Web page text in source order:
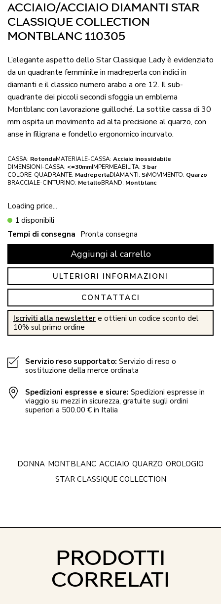
ACCIAIO/ACCIAIO DIAMANTI STAR
CLASSIQUE COLLECTION
MONTBLANC 110305
L’elegante aspetto dello Star Classique Lady è evidenziato
da un quadrante femminile in madreperla con indici in
diamanti e il classico numero arabo a ore 12. Il sub-
quadrante dei piccoli secondi sfoggia un emblema
Montblanc con lavorazione guilloché. La sottile cassa di 30
mm ospita un movimento ad alta precisione al quarzo, con
anse in filigrana e fondello ergonomico incurvato.
CASSA: RotondaMATERIALE-CASSA: Acciaio inossidabile
DIMENSIONI-CASSA: <=30mmIMPERMEABILITA: 3 bar
COLORE-QUADRANTE: MadreperlaDIAMANTI: SiMOVIMENTO: Quarzo
BRACCIALE-CINTURINO: MetalloBRAND: Montblanc
Loading price...
1 disponibili
Tempi di consegna Pronta consegna
Aggiungi al carrello
ULTERIORI INFORMAZIONI
CONTATTACI
Iscriviti alla newsletter e ottieni un codice sconto del
10% sul primo ordine
Servizio reso supportato: Servizio di reso o
sostituzione della merce ordinata
Spedizioni espresse e sicure: Spedizioni espresse in
viaggio su mezzi in sicurezza, gratuite sugli ordini
superiori a 500.00 € in Italia
DONNA MONTBLANC ACCIAIO QUARZO OROLOGIO
STAR CLASSIQUE COLLECTION
PRODOTTI
CORRELATI